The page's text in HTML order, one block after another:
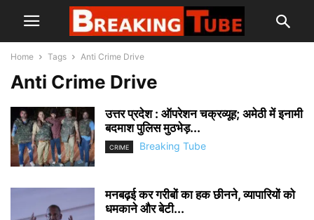
Home Tags Anti Crime Drive
Anti Crime Drive
उत्तर प्रदेश : ऑपरेशन चक्रव्यूह; अमेठी में इनामी
बदमाश पुलिस मुठभेड़...
CRIME Breaking Tube
मनबढ़ई कर गरीबों का हक छीनने, व्यापारियों को
धमकाने और बेटी...